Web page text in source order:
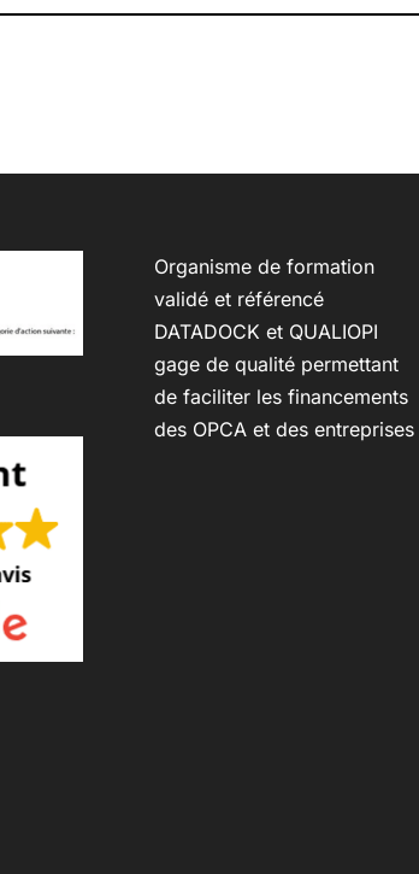
Organisme de formation
validé et référencé
DATADOCK et QUALIOPI
gage de qualité permettant
de faciliter les financements
des OPCA et des entreprises